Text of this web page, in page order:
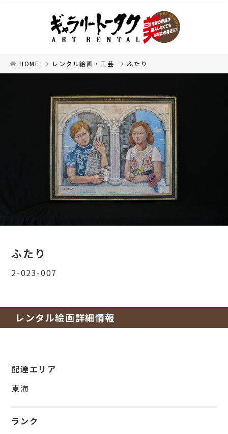
HOME レンタル絵画・工芸 ふたり
ふたり
2-023-007
レンタル絵画詳細情報
配達エリア
東海
ランク